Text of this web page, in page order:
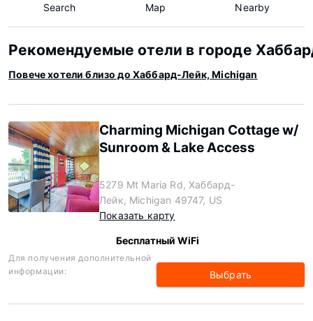
Search Map Nearby
Рекомендуемые отели в городе
Повече хотели близо до Хаббард-Лейк, Michigan
Charming Michigan Cottage w/
Sunroom & Lake Access
5279 Mt Maria Rd, Хаббард-
Лейк, Michigan 49747, US
Показать карту
Бесплатный WiFi
Для получения дополнительной
информации:
Выбрать